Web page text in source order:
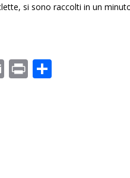
si sono raccolti in un
E Pr